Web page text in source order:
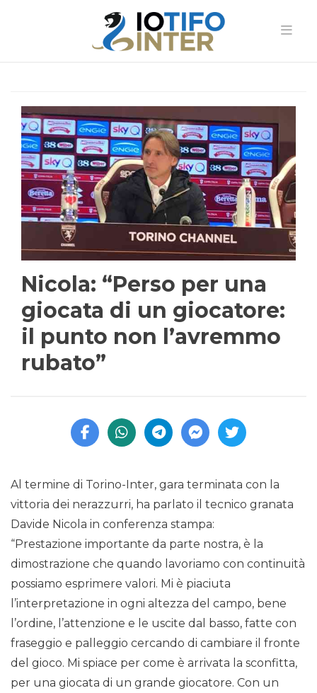
Nicola: “Perso per una
giocata di un giocatore:
il punto non l’avremmo
rubato”
Al termine di Torino-Inter, gara terminata con la
vittoria dei nerazzurri, ha parlato il tecnico granata
Davide Nicola in conferenza stampa:
“Prestazione importante da parte nostra, è la
dimostrazione che quando lavoriamo con continuità
possiamo esprimere valori. Mi è piaciuta
l’interpretazione in ogni altezza del campo, bene
l’ordine, l’attenzione e le uscite dal basso, fatte con
fraseggio e palleggio cercando di cambiare il fronte
del gioco. Mi spiace per come è arrivata la sconfitta,
per una giocata di un grande giocatore. Con un